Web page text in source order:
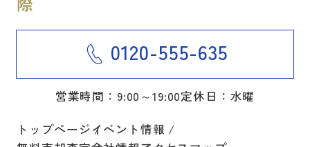
0120-555-635
営業時間：9:00～19:00定休日：水曜
トップページイベント情報